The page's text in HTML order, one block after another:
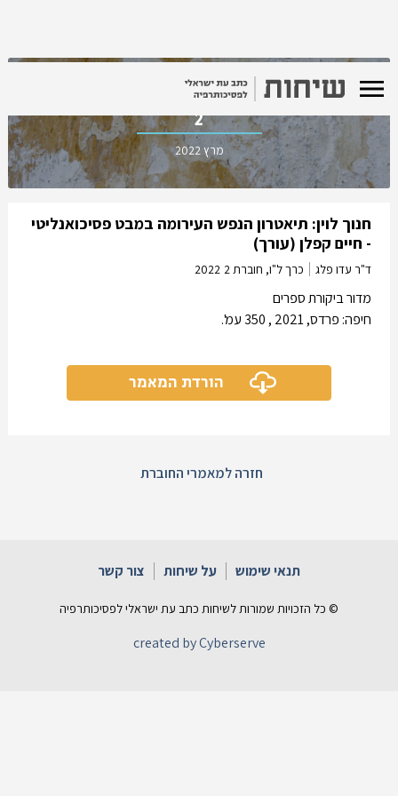
כרך ל"ו, חוברת
2
מרץ 2022
חנוך לוין: תיאטרון הנפש העירומה במבט פסיכואנליטי
- חיים קפלן (עורך)
ד"ר עדו פלג כרך ל"ו, חוברת 2 2022
מדור ביקורת ספרים
חיפה: פרדס, 2021 , 350 עמ'.
הורדת המאמר
חזרה למאמרי החוברת
תנאי שימוש על שיחות צור קשר
© כל הזכויות שמורות לשיחות כתב עת ישראלי לפסיכותרפיה
created by Cyberserve